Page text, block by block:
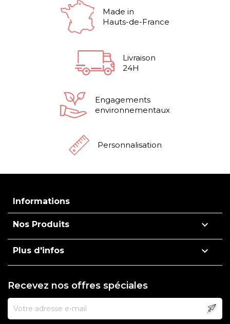
Made in
Hauts-de-France
Livraison
24H
Engagements
environnementaux
Personnalisation
Informations
Nos Produits 
Plus d'infos 
Recevez nos offres spéciales